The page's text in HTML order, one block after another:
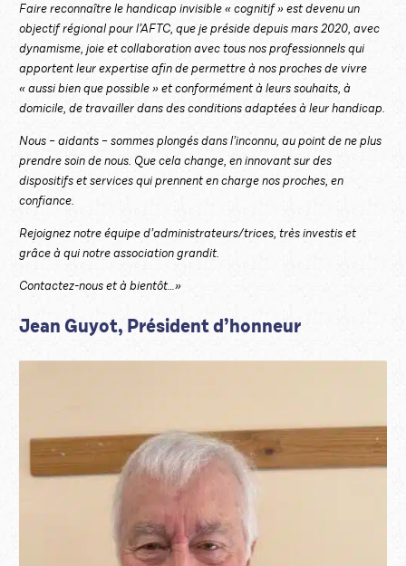
Faire reconnaître le handicap invisible « cognitif » est devenu un
objectif régional pour l’AFTC, que je préside depuis mars 2020, avec
dynamisme, joie et collaboration avec tous nos professionnels qui
apportent leur expertise afin de permettre à nos proches de vivre
« aussi bien que possible » et conformément à leurs souhaits, à
domicile, de travailler dans des conditions adaptées à leur handicap.
Nous – aidants – sommes plongés dans l’inconnu, au point de ne plus
prendre soin de nous. Que cela change, en innovant sur des
dispositifs et services qui prennent en charge nos proches, en
confiance.
Rejoignez notre équipe d’administrateurs/trices, très investis et
grâce à qui notre association grandit.
Contactez-nous et à bientôt…»
Jean Guyot, Président d’honneur